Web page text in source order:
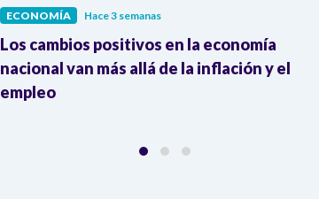
ECONOMÍA Hace 3 semanas
Los cambios positivos en la economía
nacional van más allá de la inflación y el
empleo